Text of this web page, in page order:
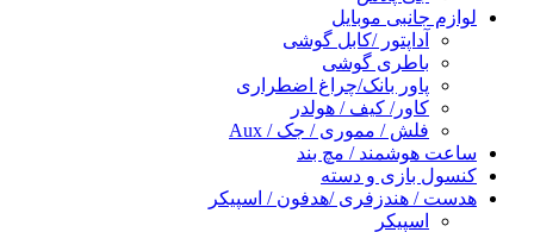
لوازم جانبی موبایل
آداپتور /کابل گوشی
باطری گوشی
پاور بانک/چراغ اضطراری
کاور/ کیف / هولدر
فلش / مموری / جک / Aux
ساعت هوشمند / مچ بند
کنسول بازی و دسته
هدست / هندزفری /هدفون / اسپیکر
اسپیکر